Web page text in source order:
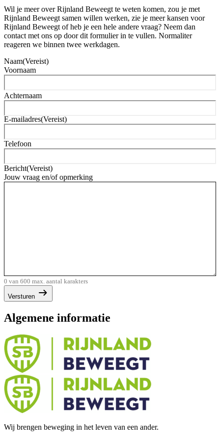
Wil je meer over Rijnland Beweegt te weten komen, zou je met
Rijnland Beweegt samen willen werken, zie je meer kansen voor
Rijnland Beweegt of heb je een hele andere vraag? Neem dan
contact met ons op door dit formulier in te vullen. Normaliter
reageren we binnen twee werkdagen.
Naam(Vereist)
Voornaam
Achternaam
E-mailadres(Vereist)
Telefoon
Bericht(Vereist)
Jouw vraag en/of opmerking
0 van 600 max. aantal karakters
Versturen
Algemene informatie
Wij brengen beweging in het leven van een ander.